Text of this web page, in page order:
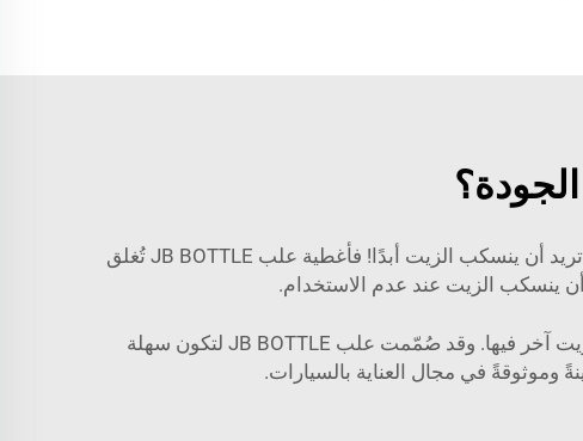
وبالإضافة إلى ذلك، فإن التصميم يجعلها ممتازةً أيضًا. فحاويات الجودة العالية مزودة بغطاء محكم يمنع التسرب. ولا تريد أن ينسكب الزيت أبدًا! فأغطية علب JB BOTTLE تُغلق
ينسكب الزيت عند عدم الاستخدام.
وأخيرًا، فهي سهلة التنظيف — ما يُعد ميزةً جيدةً. فبعد استخدام الزيت، يمكنك إعادة استخدام الحاوية أو تخزين زيت آخر فيها. وقد صُمّمت علب JB BOTTLE لتكون سهلة